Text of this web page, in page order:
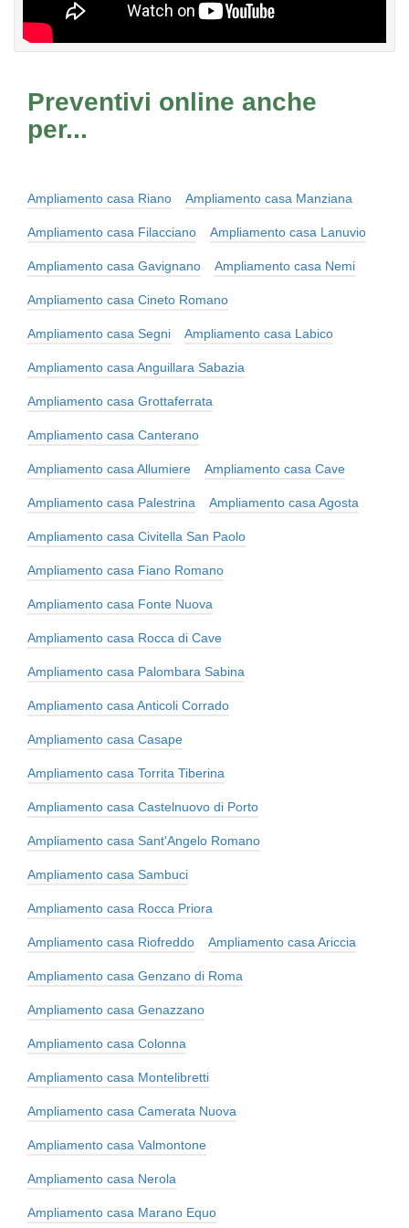
Preventivi online anche
per...
Ampliamento casa Riano Ampliamento casa Manziana
Ampliamento casa Filacciano Ampliamento casa Lanuvio
Ampliamento casa Gavignano Ampliamento casa Nemi
Ampliamento casa Cineto Romano
Ampliamento casa Segni Ampliamento casa Labico
Ampliamento casa Anguillara Sabazia
Ampliamento casa Grottaferrata
Ampliamento casa Canterano
Ampliamento casa Allumiere Ampliamento casa Cave
Ampliamento casa Palestrina Ampliamento casa Agosta
Ampliamento casa Civitella San Paolo
Ampliamento casa Fiano Romano
Ampliamento casa Fonte Nuova
Ampliamento casa Rocca di Cave
Ampliamento casa Palombara Sabina
Ampliamento casa Anticoli Corrado
Ampliamento casa Casape
Ampliamento casa Torrita Tiberina
Ampliamento casa Castelnuovo di Porto
Ampliamento casa Sant'Angelo Romano
Ampliamento casa Sambuci
Ampliamento casa Rocca Priora
Ampliamento casa Riofreddo Ampliamento casa Ariccia
Ampliamento casa Genzano di Roma
Ampliamento casa Genazzano
Ampliamento casa Colonna
Ampliamento casa Montelibretti
Ampliamento casa Camerata Nuova
Ampliamento casa Valmontone
Ampliamento casa Nerola
Ampliamento casa Marano Equo